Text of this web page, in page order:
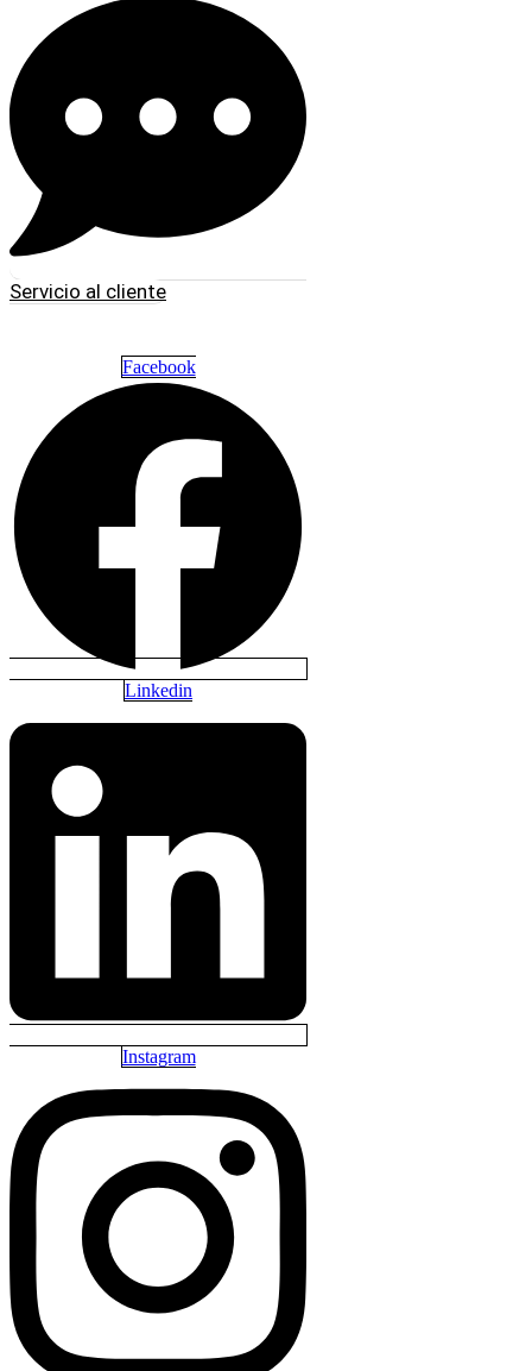
Servicio al cliente
Facebook
Linkedin
Instagram